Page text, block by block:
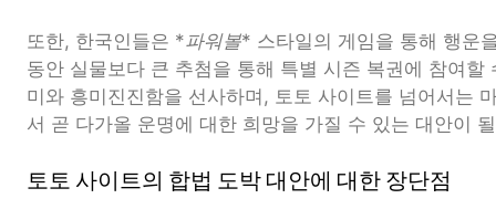
또한, 한국인들은 *파워볼* 스타일의 게임을 통해 행운
동안 실물보다 큰 추첨을 통해 특별 시즌 복권에 참여
미와 흥미진진함을 선사하며, 토토 사이트를 넘어서는
서 곧 다가올 운명에 대한 희망을 가질 수 있는 대안이
토토 사이트의 합법 도박 대안에 대한 장단점